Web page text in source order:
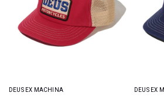
DEUS EX MACHINA DEUS EX